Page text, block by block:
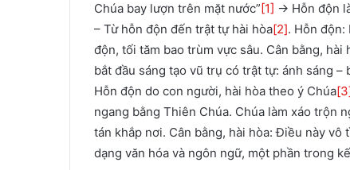
Chúa bay lượn trên mặt nước”[1] → Hỗn độn
– Từ hỗn độn đến trật tự hài hòa[2]. Hỗn độn:
độn, tối tăm bao trùm vực sâu. Cân bằng,
bắt đầu sáng tạo vũ trụ có trật tự: ánh sáng
Hỗn độn do con người, hài hòa theo ý Chúa
ngang bằng Thiên Chúa. Chúa làm xáo trộn
tán khắp nơi. Cân bằng, hài hòa: Điều này
dạng văn hóa và ngôn ngữ, một phần trong